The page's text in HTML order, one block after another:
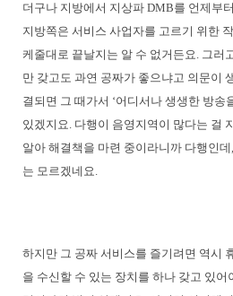
더구나 지방에서 지상파 DMB를 언제부
지방쪽은 서비스 사업자를 고르기 위한
케줄대로 끝날지는 알 수 없거든요. 그러
만 갖고도 과연 공짜가 좋으냐고 의문이
결되면 그 때가서 ‘어디서나 생생한 방송
있겠지요. 다행이 음영지역이 많다는 걸
알아 해결책을 마련 중이라니까 다행인
는 모르겠네요.
하지만 그 공짜 서비스를 즐기려면 역시
을 수신할 수 있는 장치를 하나 갖고 있